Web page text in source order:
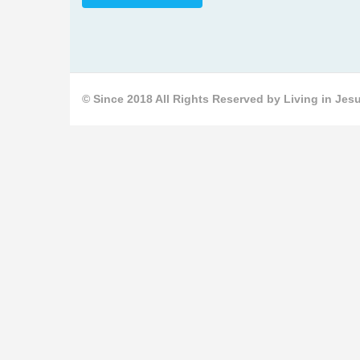
© Since 2018 All Rights Reserved by Living in